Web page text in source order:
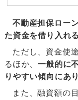
不動産担保ロー
た資金を借り入れ
ただし、資金使
るほか、一般的に
りやすい傾向にあり
また、融資額の